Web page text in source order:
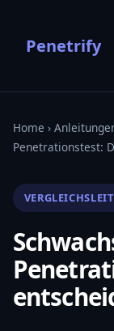
Penetrify
Home ›
Penetrationstest: